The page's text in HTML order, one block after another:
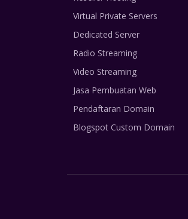
Virtual Private Servers
Dedicated Server
Radio Streaming
Video Streaming
Jasa Pembuatan Web
Pendaftaran Domain
Blogspot Custom Domain